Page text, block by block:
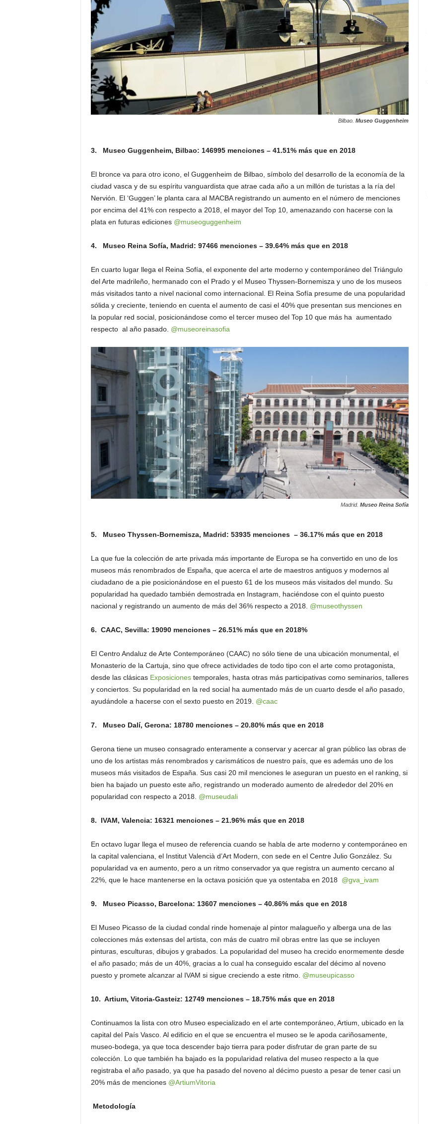
Bilbao. Museo Guggenheim
3. Museo Guggenheim, Bilbao: 146995 menciones – 41.51% más que en 2018
El bronce va para otro icono, el Guggenheim de Bilbao, símbolo del desarrollo de la economía de la
ciudad vasca y de su espíritu vanguardista que atrae cada año a un millón de turistas a la ría del
Nervión. El ‘Guggen’ le planta cara al MACBA registrando un aumento en el número de menciones
por encima del 41% con respecto a 2018, el mayor del Top 10, amenazando con hacerse con la
plata en futuras ediciones @museoguggenheim
4. Museo Reina Sofía, Madrid: 97466 menciones – 39.64% más que en 2018
En cuarto lugar llega el Reina Sofía, el exponente del arte moderno y contemporáneo del Triángulo
del Arte madrileño, hermanado con el Prado y el Museo Thyssen-Bornemisza y uno de los museos
más visitados tanto a nivel nacional como internacional. El Reina Sofía presume de una popularidad
sólida y creciente, teniendo en cuenta el aumento de casi el 40% que presentan sus menciones en
la popular red social, posicionándose como el tercer museo del Top 10 que más ha aumentado
respecto al año pasado. @museoreinasofia
Madrid. Museo Reina Sofía
5. Museo Thyssen-Bornemisza, Madrid: 53935 menciones – 36.17% más que en 2018
La que fue la colección de arte privada más importante de Europa se ha convertido en uno de los
museos más renombrados de España, que acerca el arte de maestros antiguos y modernos al
ciudadano de a pie posicionándose en el puesto 61 de los museos más visitados del mundo. Su
popularidad ha quedado también demostrada en Instagram, haciéndose con el quinto puesto
nacional y registrando un aumento de más del 36% respecto a 2018. @museothyssen
6. CAAC, Sevilla: 19090 menciones – 26.51% más que en 2018%
El Centro Andaluz de Arte Contemporáneo (CAAC) no sólo tiene de una ubicación monumental, el
Monasterio de la Cartuja, sino que ofrece actividades de todo tipo con el arte como protagonista,
desde las clásicas Exposicionestemporales, hasta otras más participativas como seminarios, talleres
y conciertos. Su popularidad en la red social ha aumentado más de un cuarto desde el año pasado,
ayudándole a hacerse con el sexto puesto en 2019. @caac
7. Museo Dalí, Gerona: 18780 menciones – 20.80% más que en 2018
Gerona tiene un museo consagrado enteramente a conservar y acercar al gran público las obras de
uno de los artistas más renombrados y carismáticos de nuestro país, que es además uno de los
museos más visitados de España. Sus casi 20 mil menciones le aseguran un puesto en el ranking, si
bien ha bajado un puesto este año, registrando un moderado aumento de alrededor del 20% en
popularidad con respecto a 2018. @museudali
8. IVAM, Valencia: 16321 menciones – 21.96% más que en 2018
En octavo lugar llega el museo de referencia cuando se habla de arte moderno y contemporáneo en
la capital valenciana, el Institut Valencià d’Art Modern, con sede en el Centre Julio González. Su
popularidad va en aumento, pero a un ritmo conservador ya que registra un aumento cercano al
22%, que le hace mantenerse en la octava posición que ya ostentaba en 2018 @gva_ivam
9. Museo Picasso, Barcelona: 13607 menciones – 40.86% más que en 2018
El Museo Picasso de la ciudad condal rinde homenaje al pintor malagueño y alberga una de las
colecciones más extensas del artista, con más de cuatro mil obras entre las que se incluyen
pinturas, esculturas, dibujos y grabados. La popularidad del museo ha crecido enormemente desde
el año pasado; más de un 40%, gracias a lo cual ha conseguido escalar del décimo al noveno
puesto y promete alcanzar al IVAM si sigue creciendo a este ritmo. @museupicasso
10. Artium, Vitoria-Gasteiz: 12749 menciones – 18.75% más que en 2018
Continuamos la lista con otro Museo especializado en el arte contemporáneo, Artium, ubicado en la
capital del País Vasco. Al edificio en el que se encuentra el museo se le apoda cariñosamente,
museo-bodega, ya que toca descender bajo tierra para poder disfrutar de gran parte de su
colección. Lo que también ha bajado es la popularidad relativa del museo respecto a la que
registraba el año pasado, ya que ha pasado del noveno al décimo puesto a pesar de tener casi un
20% más de menciones @ArtiumVitoria
Metodología